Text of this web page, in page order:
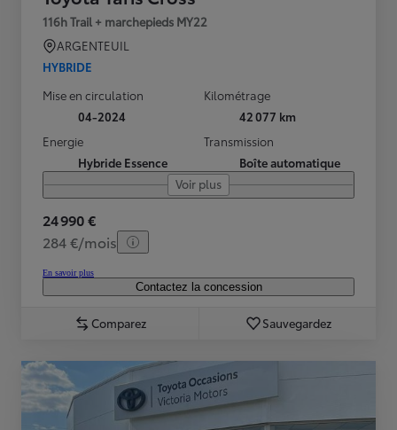
116h Trail + marchepieds MY22
ARGENTEUIL
HYBRIDE
Mise en circulation
04-2024
Kilométrage
42 077 km
Energie
Hybride Essence
Transmission
Boîte automatique
Voir plus
24 990 €
284 €/mois
En savoir plus
Contactez la concession
Comparez Sauvegardez